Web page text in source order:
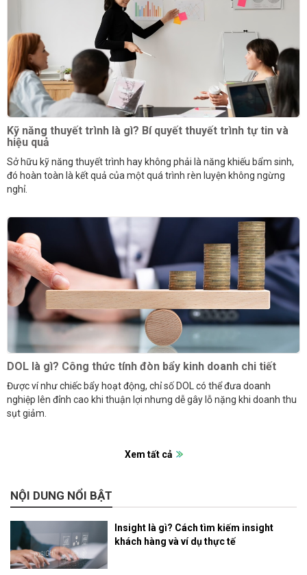
Kỹ năng thuyết trình là gì? Bí quyết thuyết trình tự tin và
hiệu quả
Sở hữu kỹ năng thuyết trình hay không phải là năng khiếu bẩm sinh,
đó hoàn toàn là kết quả của một quá trình rèn luyện không ngừng
nghỉ.
DOL là gì? Công thức tính đòn bẩy kinh doanh chi tiết
Được ví như chiếc bẩy hoạt động, chỉ số DOL có thể đưa doanh
nghiệp lên đỉnh cao khi thuận lợi nhưng dễ gây lỗ nặng khi doanh thu
sụt giảm.
Xem tất cả
NỘI DUNG NỔI BẬT
Insight là gì? Cách tìm kiếm insight
khách hàng và ví dụ thực tế